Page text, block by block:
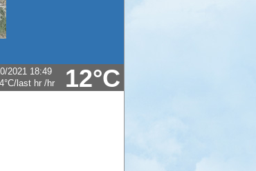
12°C
2021 18:49
last hr /hr